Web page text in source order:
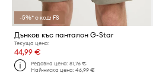
-5%* с код: FS
Дънков къс панталон G-Star
Текуща цена:
44,99 €
Редовна цена:81,76 €
Най-ниска цена:46,99 €